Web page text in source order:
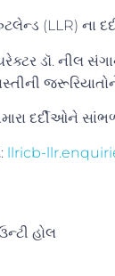
(LLR) ના
ડૉ. નીલ
દર્દીઓને
: llricb-
હોલ